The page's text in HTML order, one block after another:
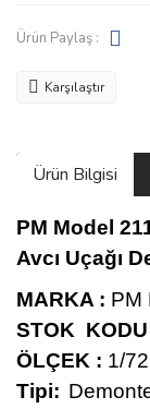
Ürün Paylaş :
Karşılaştır
Ürün Bilgisi
PM Model
Avcı Uçağı
MARKA : PM
STOK
ÖLÇEK : 1/72
Tipi: